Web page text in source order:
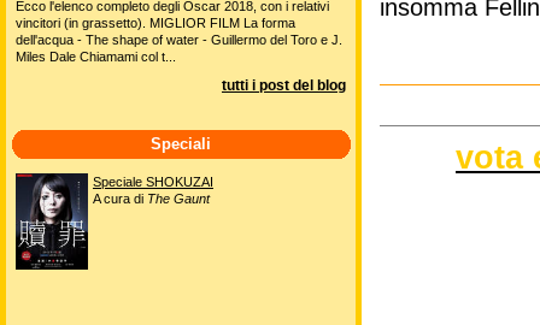
insomma
vota
Ecco l'elenco completo degli Oscar 2018, con i relativi
vincitori (in grassetto). MIGLIOR FILM La forma
dell'acqua - The shape of water - Guillermo del Toro e J.
Miles Dale Chiamami col t...
tutti i post del blog
Speciali
Speciale SHOKUZAI
A cura di The Gaunt